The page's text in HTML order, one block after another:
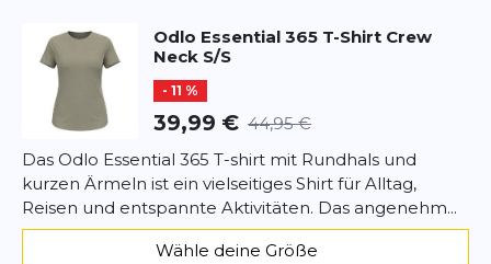
Rezension
Rezension
*Pflichtfelder
BEWERTUNG HINZUFÜGEN
Odlo Essential 365 T-Shirt Crew
Neck S/S
- 11 %
39,99 € 44,95 €
Das Odlo Essential 365 T-shirt mit Rundhals und
kurzen Ärmeln ist ein vielseitiges Shirt für Alltag,
Reisen und entspannte Aktivitäten. Das angenehm...
Wähle deine Größe